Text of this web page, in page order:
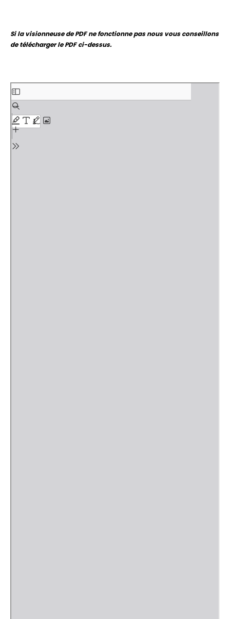
Si la visionneuse de PDF ne fonctionne pas nous vous conseillons
de télécharger le PDF ci-dessus.
Aller
au
contenu
PDF